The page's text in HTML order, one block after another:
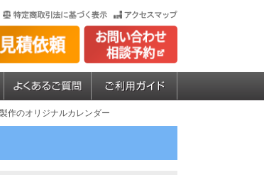
作のオリジナルカレンダー